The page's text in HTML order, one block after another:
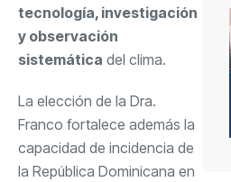
tecnología, investigación
y observación
sistemática del clima.
La elección de la Dra.
Franco fortalece además la
capacidad de incidencia de
la República Dominicana en